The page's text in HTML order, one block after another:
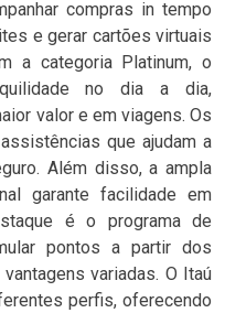
compras in tempo
e gerar cartões virtuais
a categoria Platinum, o
no dia a dia,
valor e em viagens. Os
que ajudam a
Além disso, a ampla
garante facilidade em
é o programa de
pontos a partir dos
variadas. O Itaú
perfis, oferecendo